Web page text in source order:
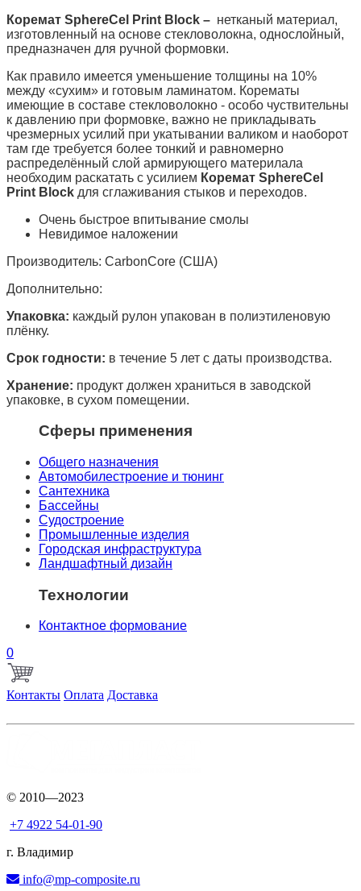
Коремат SphereCel Print Block – нетканый материал,
изготовленный на основе стекловолокна, однослойный,
предназначен для ручной формовки.
Как правило имеется уменьшение толщины на 10%
между «сухим» и готовым ламинатом. Корематы
имеющие в составе стекловолокно - особо чуствительны
к давлению при формовке, важно не прикладывать
чрезмерных усилий при укатывании валиком и наоборот
там где требуется более тонкий и равномерно
распределённый слой армирующего материлала
необходим раскатать с усилием Коремат SphereCel
Print Block для сглаживания стыков и переходов.
Очень быстрое впитывание смолы
Невидимое наложении
Производитель: CarbonCore (США)
Дополнительно:
Упаковка: каждый рулон упакован в полиэтиленовую
плёнку.
Срок годности: в течение 5 лет с даты производства.
Хранение: продукт должен храниться в заводской
упаковке, в сухом помещении.
Сферы применения
Общего назначения
Автомобилестроение и тюнинг
Сантехника
Бассейны
Судостроение
Промышленные изделия
Городская инфраструктура
Ландшафтный дизайн
Технологии
Контактное формование
0
Контакты Оплата Доставка
© 2010—2023
+7 4922 54-01-90
г. Владимир
info@mp-composite.ru